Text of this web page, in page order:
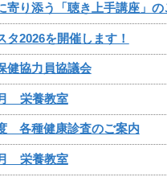
寄り添う「聴き上手講座」の
タ2026を開催します！
健協力員協議会
栄養教室
各種健康診査のご案内
栄養教室